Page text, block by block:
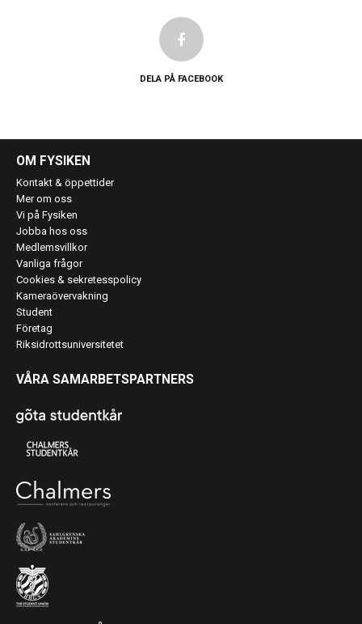
DELA PÅ FACEBOOK
OM FYSIKEN
Kontakt & öppettider
Mer om oss
Vi på Fysiken
Jobba hos oss
Medlemsvillkor
Vanliga frågor
Cookies & sekretesspolicy
Kameraövervakning
Student
Företag
Riksidrottsuniversitetet
VÅRA SAMARBETSPARTNERS